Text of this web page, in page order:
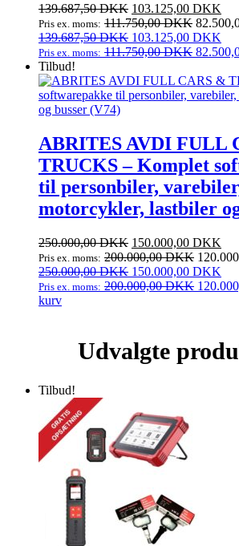
139.687,50DKK Den
oprindelige
pris
var:
103.125,00 DKK
er:
Pris ex. moms: 111.750,00DKK
139.687,50DKK Den
oprindelige
var:
139.687,50 DKK.
103.125,00 DKK
er:
Pris ex. moms: 111.750,00DKK
Tilbud!
ABRITES AVDI FULL
TRUCKS – Komplet
til personbiler,
motorcykler, lastbiler
250.000,00DKK Den
oprindelige
pris
var:
150.000,00 DKK
er:
Pris ex. moms: 200.000,00DKK
250.000,00DKK Den
oprindelige
150.000,00 DKK
Pris ex. moms: 200.000,00DKK
kurv
Udvalgte
Tilbud!